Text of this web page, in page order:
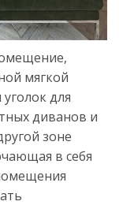
мягкой
для
диванов и
зоне
в себя